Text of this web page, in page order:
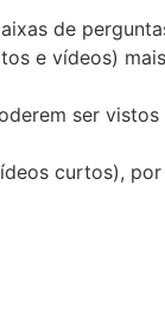
de
e vídeos)
ser
curtos), por